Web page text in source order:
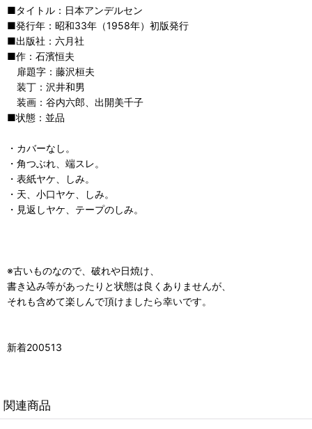
■タイトル：日本アンデルセン
■発行年：昭和33年（1958年）初版発行
■出版社：六月社
■作：石濱恒夫
扉題字：藤沢桓夫
装丁：沢井和男
装画：谷内六郎、出開美千子
■状態：並品
・カバーなし。
・角つぶれ、端スレ。
・表紙ヤケ、しみ。
・天、小口ヤケ、しみ。
・見返しヤケ、テープのしみ。
※古いものなので、破れや日焼け、
書き込み等があったりと状態は良くありませんが、
それも含めて楽しんで頂けましたら幸いです。
新着200513
関連商品